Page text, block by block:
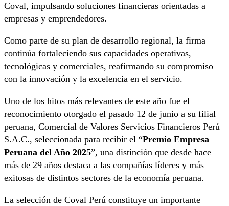
Coval, impulsando soluciones financieras orientadas a
empresas y emprendedores.
Como parte de su plan de desarrollo regional, la firma
continúa fortaleciendo sus capacidades operativas,
tecnológicas y comerciales, reafirmando su compromiso
con la innovación y la excelencia en el servicio.
Uno de los hitos más relevantes de este año fue el
reconocimiento otorgado el pasado 12 de junio a su filial
peruana, Comercial de Valores Servicios Financieros Perú
S.A.C., seleccionada para recibir el “Premio Empresa
Peruana del Año 2025”, una distinción que desde hace
más de 29 años destaca a las compañías líderes y más
exitosas de distintos sectores de la economía peruana.
La selección de Coval Perú constituye un importante